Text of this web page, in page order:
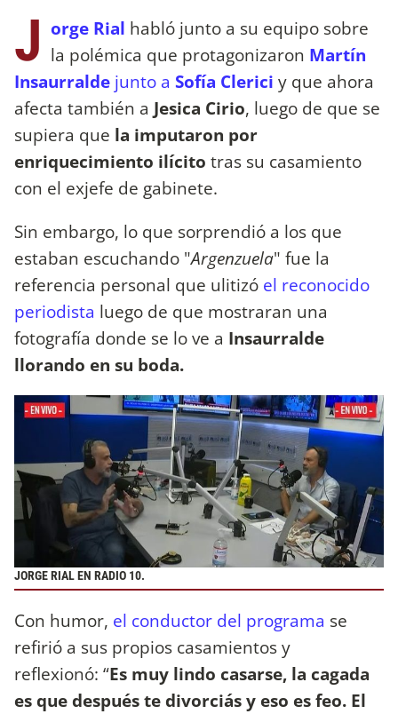
J orge Rial habló junto a su equipo sobre
la polémica que protagonizaron Martín
Insaurralde junto a Sofía Clerici y que ahora
afecta también a Jesica Cirio, luego de que se
supiera que la imputaron por
enriquecimiento ilícito tras su casamiento
con el exjefe de gabinete.
Sin embargo, lo que sorprendió a los que
estaban escuchando "Argenzuela" fue la
referencia personal que ulitizó el reconocido
periodista luego de que mostraran una
fotografía donde se lo ve a Insaurralde
llorando en su boda.
JORGE RIAL EN RADIO 10.
Con humor, el conductor del programa se
refirió a sus propios casamientos y
reflexionó: “Es muy lindo casarse, la cagada
es que después te divorciás y eso es feo. El